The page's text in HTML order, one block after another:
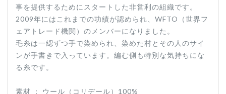
事を提供するためにスタートした非営利の組織です。
2009年にはこれまでの功績が認められ、WFTO（世界フ
ェアトレード機関）のメンバーになりました。
毛糸は一綛ずつ手で染められ、染めた村とその人のサイ
ンが手書きで入っています。編む側も特別な気持ちにな
る糸です。
素材 ： ウール（コリデール）100%